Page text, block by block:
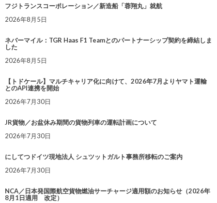
フジトランスコーポレーション／新造船「蓉翔丸」就航
2026年8月5日
ネバーマイル：TGR Haas F1 Teamとのパートナーシップ契約を締結しま
した
2026年8月5日
【トドケール】マルチキャリア化に向けて、2026年7月よりヤマト運輸
とのAPI連携を開始
2026年7月30日
JR貨物／お盆休み期間の貨物列車の運転計画について
2026年7月30日
にしてつドイツ現地法人 シュツットガルト事務所移転のご案内
2026年7月30日
NCA／日本発国際航空貨物燃油サーチャージ適用額のお知らせ（2026年
8月1日適用 改定）